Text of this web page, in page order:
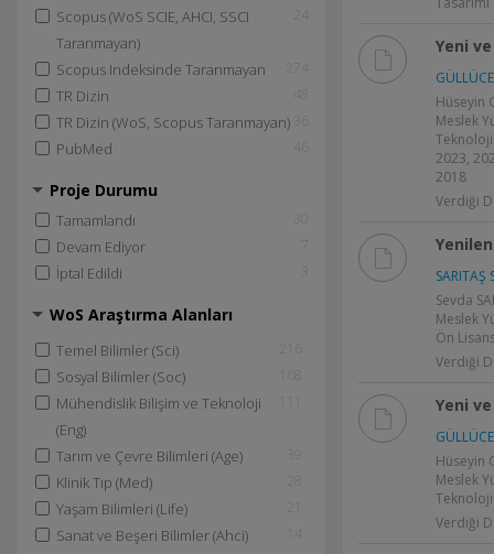
Scopus (WoS SCIE, AHCI, SSCI
Taranmayan)
Scopus Indeksinde Taranmayan
TR Dizin
TR Dizin (WoS, Scopus Taranmayan)
PubMed
Proje Durumu
Tamamlandı
Devam Ediyor
İptal Edildi
WoS Araştırma Alanları
Temel Bilimler (Sci)
Sosyal Bilimler (Soc)
Mühendislik Bilişim ve Teknoloji
(Eng)
Tarım ve Çevre Bilimleri (Age)
Klinik Tıp (Med)
Yaşam Bilimleri (Life)
Sanat ve Beşeri Bilimler (Ahci)
Yeni
Hüseyin
Meslek
2023,
2018
Verdiği
SARITAŞ
Sevda
Meslek
Ön
Verdiği
Yeni
Hüseyin
Meslek
Verdiği